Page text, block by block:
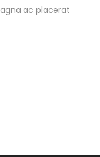
ac placerat